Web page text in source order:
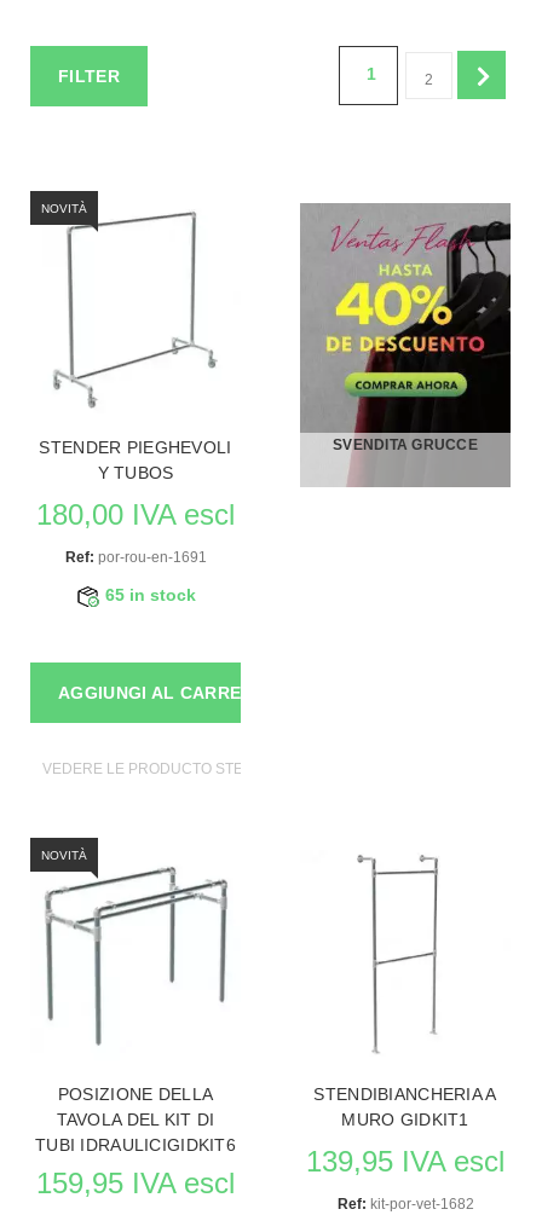
FILTER 1 2
NOVITÀ
STENDER PIEGHEVOLI
Y TUBOS
180,00 IVA escl
Ref: por-rou-en-1691
65 in stock
AGGIUNGI AL CARRELLO
VEDERE LE PRODUCTO STENDER PER ABBIGLIAMENTO
SVENDITA GRUCCE
NOVITÀ
POSIZIONE DELLA
TAVOLA DEL KIT DI
TUBI IDRAULICIGIDKIT6
159,95 IVA escl
STENDIBIANCHERIA A
MURO GIDKIT1
139,95 IVA escl
Ref: kit-por-vet-1682